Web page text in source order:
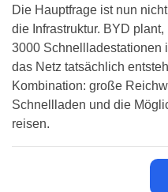
Die Hauptfrage ist nun
die Infrastruktur. BYD
3000 Schnellladestationen
das Netz tatsächlich
Kombination: große
Schnellladen und die
reisen.